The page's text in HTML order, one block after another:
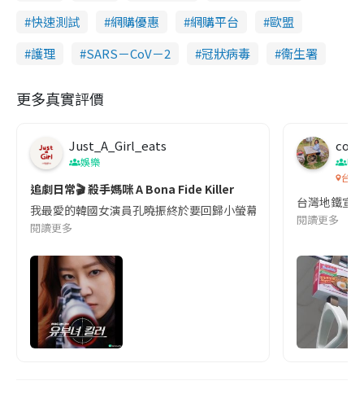
快速測試
網購優惠 網購平台
歐盟
護理
SARS－CoV－2 冠狀病毒 衞生署
更多真實評價
Just_A_Girl_eats
娛樂
追劇日常🎬 殺手媽咪 A Bona Fide Killer
我最愛的韓國女演員孔曉振終於要回歸小螢幕啦!這次的劇本改編
閱讀更多
co
吹
台灣
台灣地鐵宣
閱讀更多